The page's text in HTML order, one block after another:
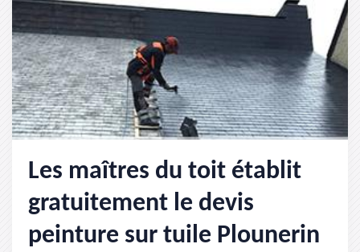
Les maîtres du toit établit
gratuitement le devis
peinture sur tuile Plounerin